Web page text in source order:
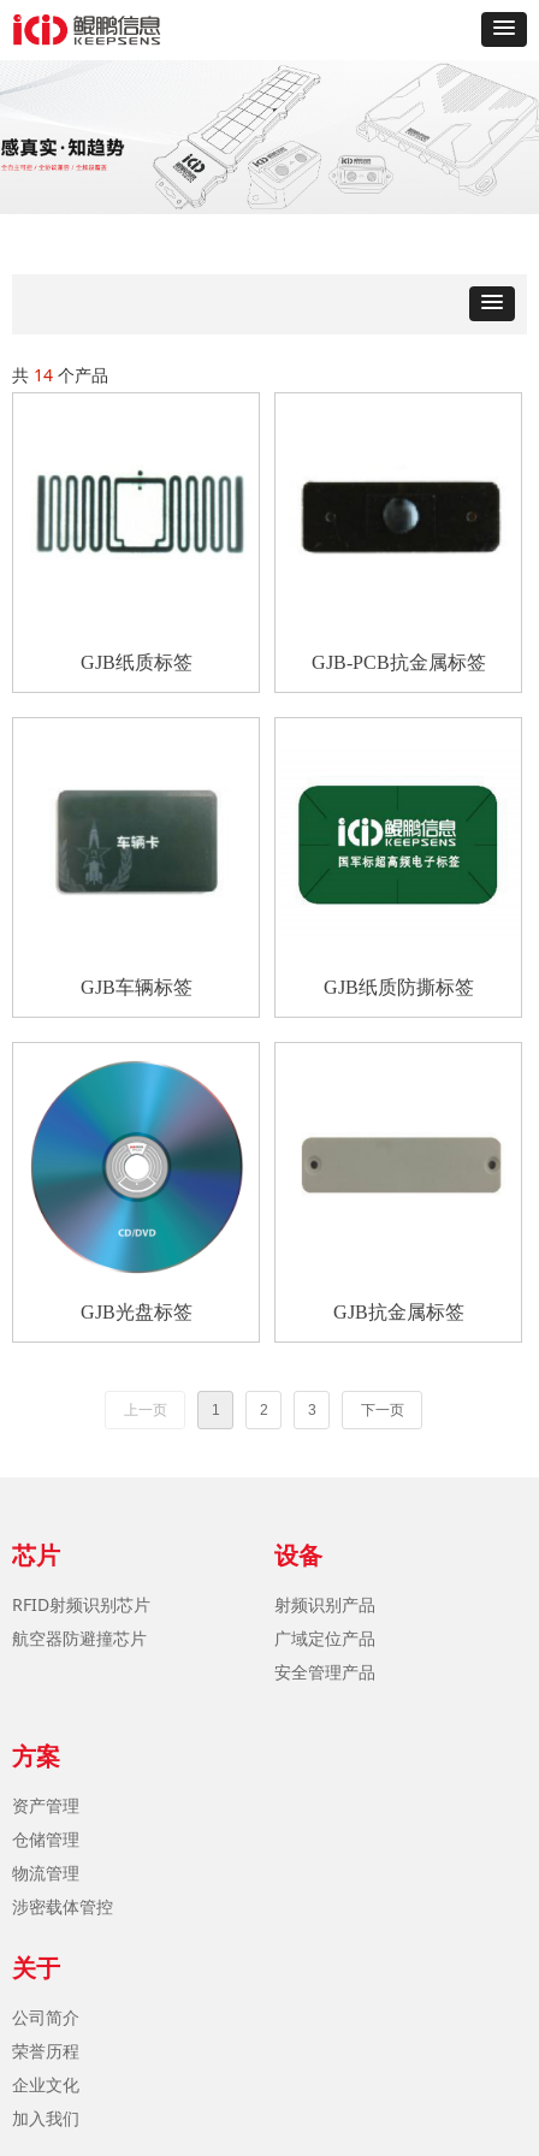
共 14 个产品
GJB纸质标签 GJB-PCB抗金属标签
GJB车辆标签 GJB纸质防撕标签
GJB光盘标签 GJB抗金属标签
上一页 1 2 3 下一页
芯片
RFID射频识别芯片
航空器防避撞芯片
设备
射频识别产品
广域定位产品
安全管理产品
方案
资产管理
仓储管理
物流管理
涉密载体管控
关于
公司简介
荣誉历程
企业文化
加入我们